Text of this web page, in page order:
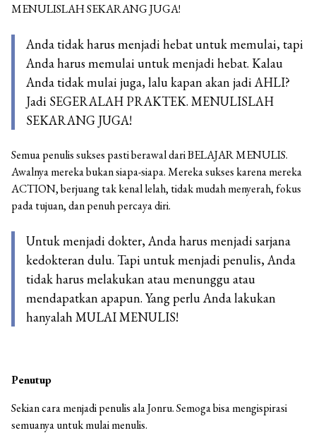
MENULISLAH SEKARANG JUGA!
Anda tidak harus menjadi hebat untuk memulai, tapi
Anda harus memulai untuk menjadi hebat. Kalau
Anda tidak mulai juga, lalu kapan akan jadi AHLI?
Jadi SEGERALAH PRAKTEK. MENULISLAH
SEKARANG JUGA!
Semua penulis sukses pasti berawal dari BELAJAR MENULIS.
Awalnya mereka bukan siapa-siapa. Mereka sukses karena mereka
ACTION, berjuang tak kenal lelah, tidak mudah menyerah, fokus
pada tujuan, dan penuh percaya diri.
Untuk menjadi dokter, Anda harus menjadi sarjana
kedokteran dulu. Tapi untuk menjadi penulis, Anda
tidak harus melakukan atau menunggu atau
mendapatkan apapun. Yang perlu Anda lakukan
hanyalah MULAI MENULIS!
Penutup
Sekian cara menjadi penulis ala Jonru. Semoga bisa mengispirasi
semuanya untuk mulai menulis.